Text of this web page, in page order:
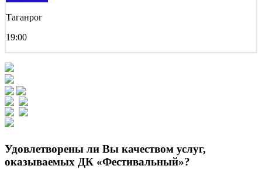
Таганрог
19:00
Удовлетворены ли Вы качеством услуг,
оказываемых ДК «Фестивальный»?